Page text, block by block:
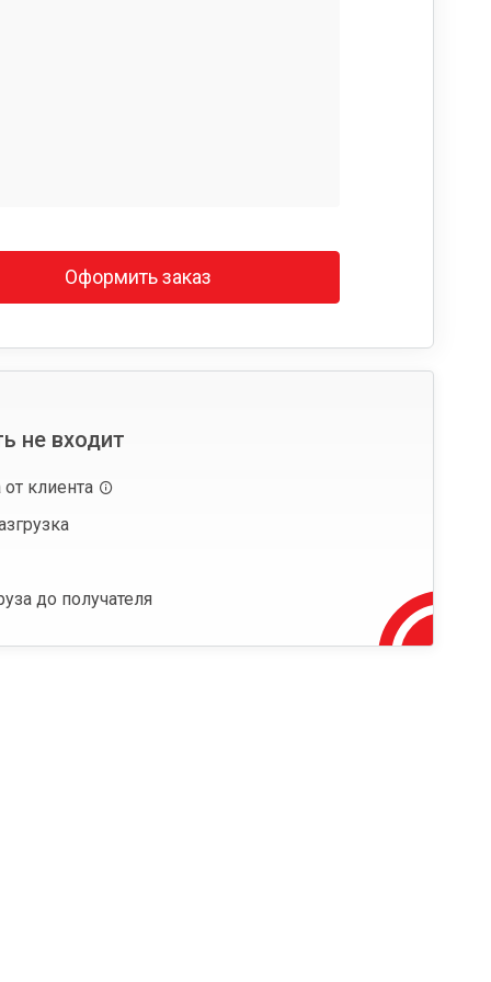
Оформить заказ
не входит
от клиента
до получателя